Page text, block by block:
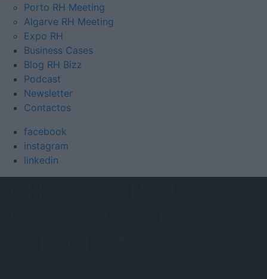
Porto RH Meeting
Algarve RH Meeting
Expo RH
Business Cases
Blog RH Bizz
Podcast
Newsletter
Contactos
facebook
instagram
linkedin